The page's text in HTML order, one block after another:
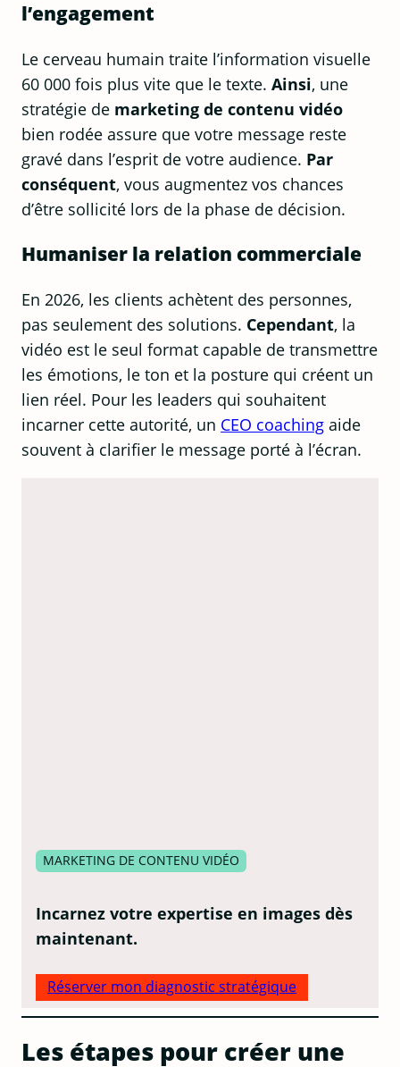
l’engagement
Le cerveau humain traite l’information visuelle
60 000 fois plus vite que le texte.Ainsi, une
stratégie de marketing de contenu vidéo
bien rodée assure que votre message reste
gravé dans l’esprit de votre audience. Par
conséquent, vous augmentez vos chances
d’être sollicité lors de la phase de décision.
Humaniser la relation commerciale
En 2026, les clients achètent des personnes,
pas seulement des solutions. Cependant, la
vidéo est le seul format capable de transmettre
les émotions, le ton et la posture qui créent un
lien réel. Pour les leaders qui souhaitent
incarner cette autorité, un CEO coaching aide
souvent à clarifier le message porté à l’écran.
MARKETING DE CONTENU VIDÉO
Incarnez votre expertise en images dès
maintenant.
Réserver mon diagnostic stratégique
Les étapes pour créer une